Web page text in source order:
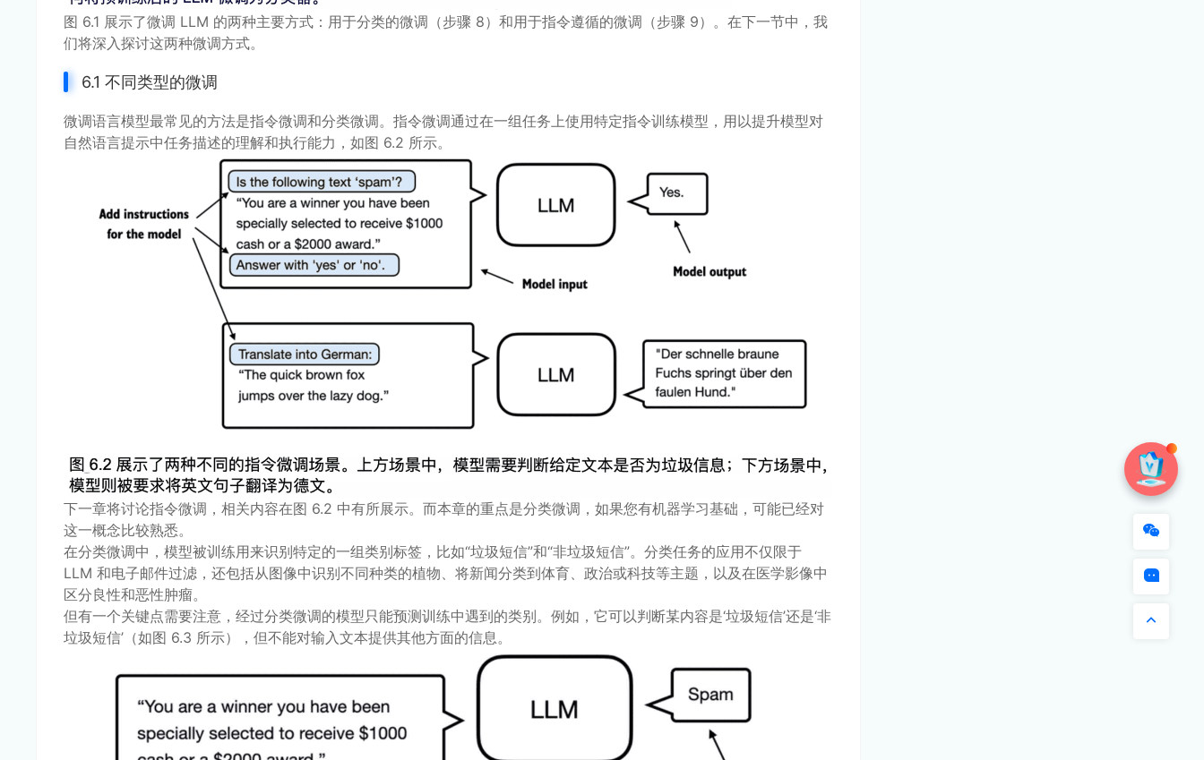
图 6.1 展示了微调 LLM 的两种主要方式：用于分类的微调（步骤 8）和用于指令遵循的微调（步骤 9）。在下一节中，我
们将深入探讨这两种微调方式。
6.1 不同类型的微调
微调语言模型最常见的方法是指令微调和分类微调。指令微调通过在一组任务上使用特定指令训练模型，用以提升模型对
自然语言提示中任务描述的理解和执行能力，如图 6.2 所示。
下一章将讨论指令微调，相关内容在图 6.2 中有所展示。而本章的重点是分类微调，如果您有机器学习基础，可能已经对
这一概念比较熟悉。
在分类微调中，模型被训练用来识别特定的一组类别标签，比如“垃圾短信”和“非垃圾短信”。分类任务的应用不仅限于
LLM 和电子邮件过滤，还包括从图像中识别不同种类的植物、将新闻分类到体育、政治或科技等主题，以及在医学影像中
区分良性和恶性肿瘤。
但有一个关键点需要注意，经过分类微调的模型只能预测训练中遇到的类别。例如，它可以判断某内容是‘垃圾短信’还是‘非
垃圾短信’（如图 6.3 所示），但不能对输入文本提供其他方面的信息。